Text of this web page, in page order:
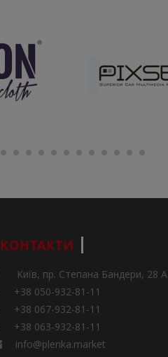
КОНТАКТИ
Київ, пр. Степана Бандери, 28 А
+38 050-932-81-11
+38 067-932-81-11
+38 063-932-81-11
info@plenka.market